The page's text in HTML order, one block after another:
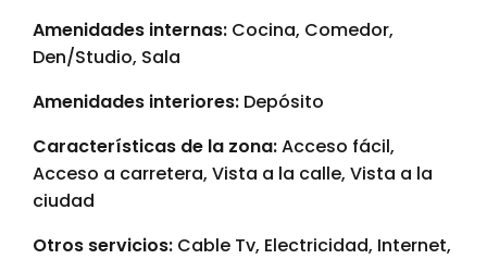
Amenidades internas: Cocina, Comedor,
Den/Studio, Sala
Amenidades interiores: Depósito
Características de la zona:Acceso fácil,
Acceso a carretera, Vista a la calle, Vista a la
ciudad
Otros servicios: Cable Tv, Electricidad, Internet,